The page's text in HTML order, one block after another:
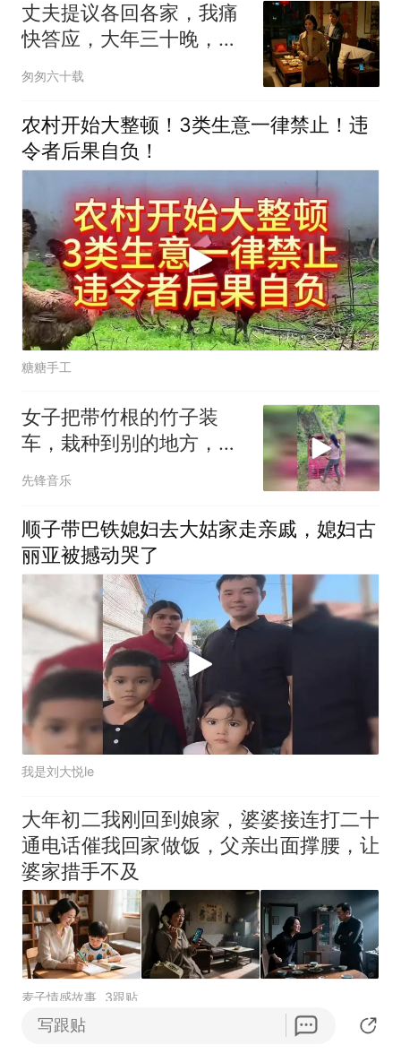
丈夫提议各回各家，我痛
快答应，大年三十晚，小
姑子来电哭：嫂子，我妈
被我爸打了，快转55万过
来
匆匆六十载
农村开始大整顿！3类生意一律禁止！违
令者后果自负！
糖糖手工
女子把带竹根的竹子装
车，栽种到别的地方，网
友：这竹子不轻的
先锋音乐
顺子带巴铁媳妇去大姑家走亲戚，媳妇古
丽亚被撼动哭了
我是刘大悦le
大年初二我刚回到娘家，婆婆接连打二十
通电话催我回家做饭，父亲出面撑腰，让
婆家措手不及
麦子情感故事 3跟贴
中国年收人最高的，十位运动员，第一位
写跟贴